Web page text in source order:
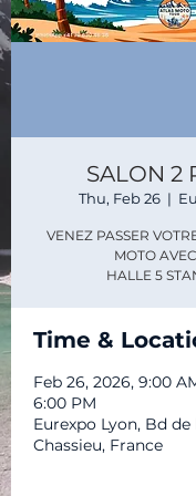
SALON 2
Thu, Feb 26
  |
VENEZ PASSER
MOTO
Time &
Feb 26, 2026, 9:00
6:00 PM
Eurexpo Lyon, Bd
Chassieu, France